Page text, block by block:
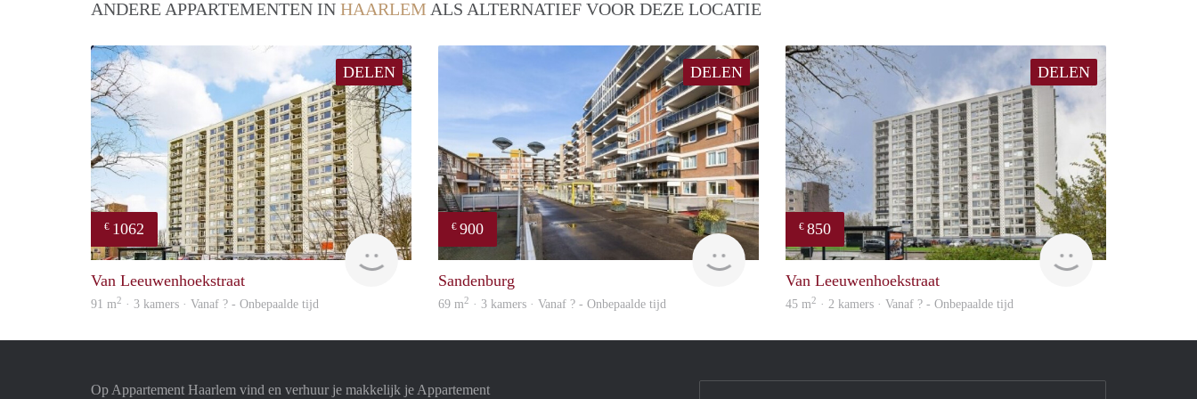
ANDERE APPARTEMENTEN IN HAARLEM ALS ALTERNATIEF VOOR DEZE LOCATIE
DELEN
€ 1062
finder
Van Leeuwenhoekstraat
91 m2 · 3 kamers · Vanaf ? - Onbepaalde tijd
DELEN
€ 900
finder
Sandenburg
69 m2 · 3 kamers · Vanaf ? - Onbepaalde tijd
DELEN
€ 850
rent
Van Leeuwenhoekstraat
45 m2 · 2 kamers · Vanaf ? - Onbepaalde tijd
Op Appartement Haarlem vind en verhuur je makkelijk je Appartement